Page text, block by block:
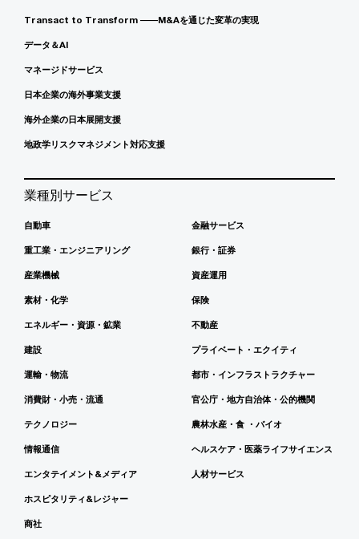
Transact to Transform ――M&Aを通じた変革の実現
データ＆AI
マネージドサービス
日本企業の海外事業支援
海外企業の日本展開支援
地政学リスクマネジメント対応支援
業種別サービス
自動車
重工業・エンジニアリング
産業機械
素材・化学
エネルギー・資源・鉱業
建設
運輸・物流
消費財・小売・流通
テクノロジー
情報通信
エンタテイメント&メディア
ホスピタリティ&レジャー
商社
金融サービス
銀行・証券
資産運用
保険
不動産
プライベート・エクイティ
都市・インフラストラクチャー
官公庁・地方自治体・公的機関
農林水産・食 ・バイオ
ヘルスケア・医薬ライフサイエンス
人材サービス